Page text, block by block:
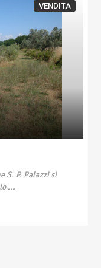
VENDITA
S. P. Palazzi si
...